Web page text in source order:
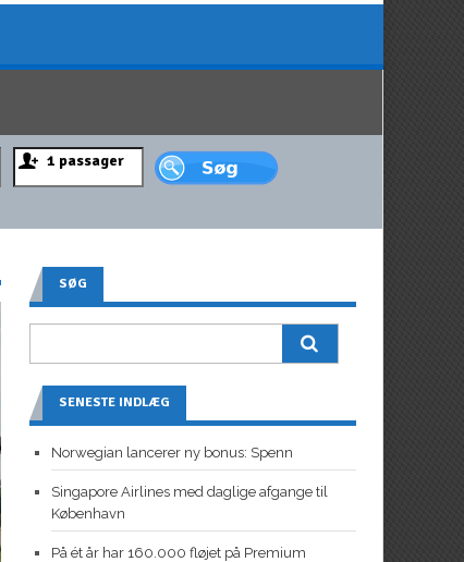
SØG
SENESTE INDLÆG
Norwegian lancerer ny bonus: Spenn
Singapore Airlines med daglige afgange til
København
På ét år har 160.000 fløjet på Premium